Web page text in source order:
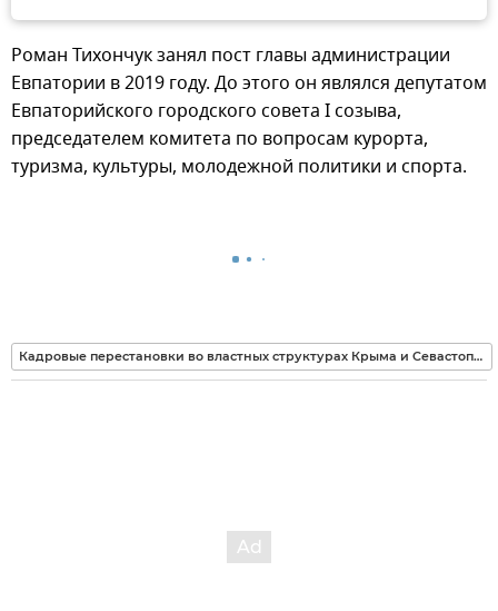
Роман Тихончук занял пост главы администрации
Евпатории в 2019 году. До этого он являлся депутатом
Евпаторийского городского совета I созыва,
председателем комитета по вопросам курорта,
туризма, культуры, молодежной политики и спорта.
Кадровые перестановки во властных структурах Крыма и Севастополя